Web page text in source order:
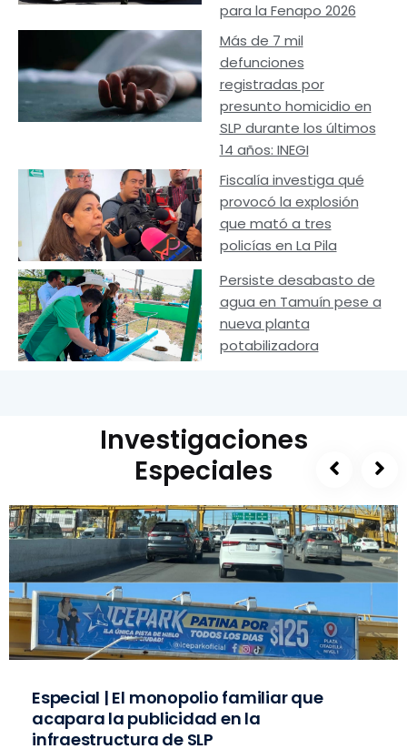
para la Fenapo 2026
Más de 7 mil
defunciones
registradas por
presunto homicidio en
SLP durante los últimos
14 años: INEGI
Fiscalía investiga qué
provocó la explosión
que mató a tres
policías en La Pila
Persiste desabasto de
agua en Tamuín pese a
nueva planta
potabilizadora
Investigaciones
Especiales
Especial | El monopolio familiar que
acapara la publicidad en la
infraestructura de SLP